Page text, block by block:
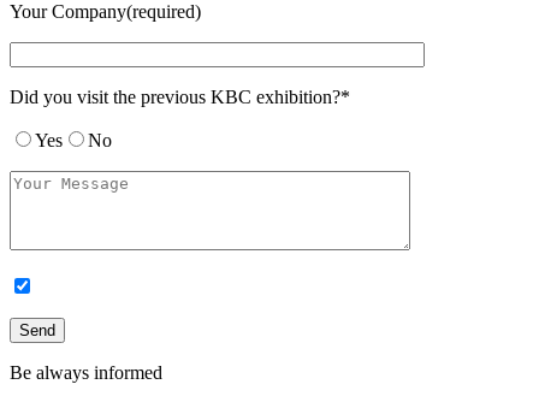
Your Company(required)
Did you visit the previous KBC exhibition?*
Yes No
Be always informed